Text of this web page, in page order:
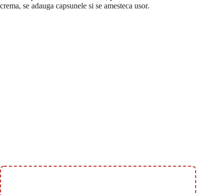
crema, se adauga capsunele si se amesteca usor.